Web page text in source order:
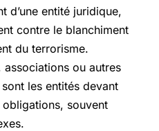
d’une entité juridique,
contre le blanchiment
du terrorisme.
associations ou autres
les entités devant
souvent